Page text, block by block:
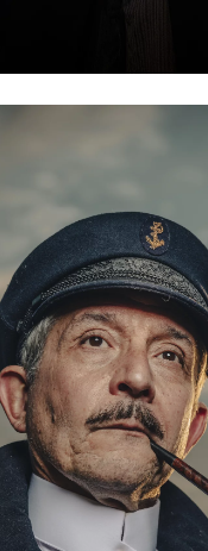
Quai des longitudes